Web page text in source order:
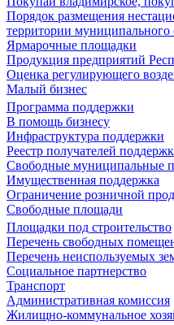
Порядок размещения
территории
Ярмарочные площадки
Продукция предприятий
Оценка регулирующего
Малый бизнес
Программа поддержки
В помощь бизнесу
Инфраструктура поддержки
Реестр получателей
Свободные муниципальные
Имущественная поддержка
Ограничение розничной
Свободные площади
Площадки под строительство
Перечень свободных
Перечень неиспользуемых
Социальное партнерство
Транспорт
Административная комиссия
Жилищно-коммунальное